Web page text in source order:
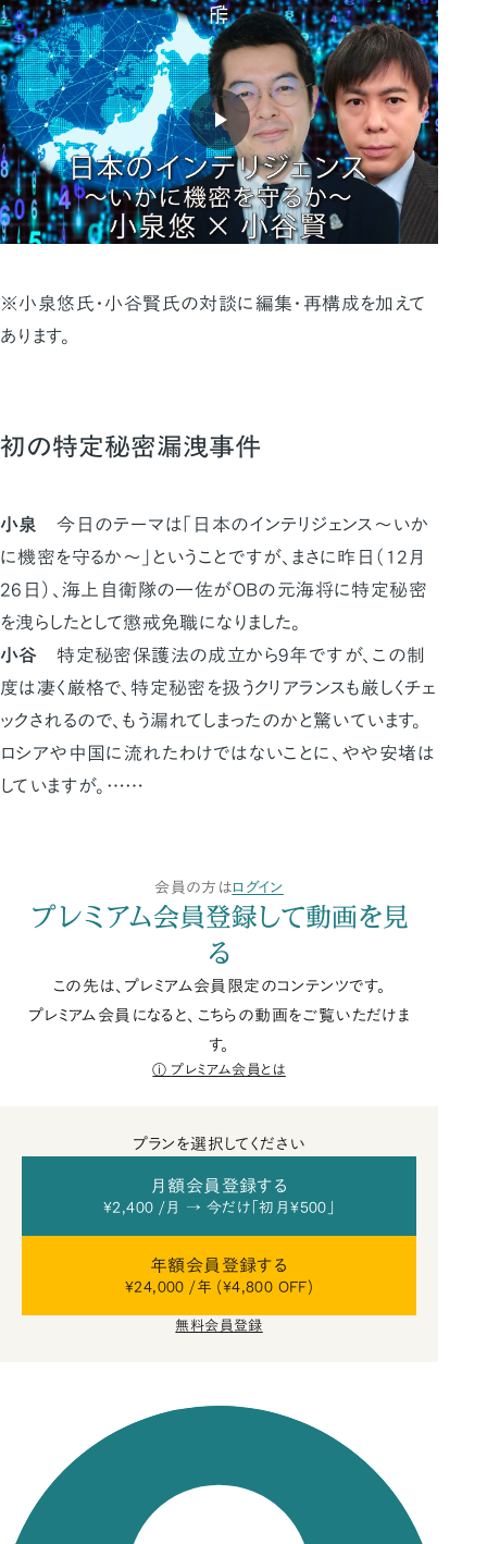
※小泉悠氏・小谷賢氏の対談に編集・再構成を加えて
あります。
初の特定秘密漏洩事件
小泉
今日のテーマは「日本のインテリジェンス～いか
に機密を守るか～」ということですが、まさに昨日（12月
26日）、海上自衛隊の一佐がOBの元海将に特定秘密
を洩らしたとして懲戒免職になりました。
小谷 特定秘密保護法の成立から9年ですが、この制
度は凄く厳格で、特定秘密を扱うクリアランスも厳しくチェ
ックされるので、もう漏れてしまったのかと驚いています。
ロシアや中国に流れたわけではないことに、やや安堵は
していますが。……
会員の方はログイン
プレミアム会員登録して動画を見
る
この先は、プレミアム会員限定のコンテンツです。
プレミアム会員になると、こちらの動画をご覧いただけま
す。
プレミアム会員とは
プランを選択してください
月額会員登録する
¥2,400 /月 → 今だけ「初月¥500」
年額会員登録する
¥24,000 /年 (¥4,800 OFF)
無料会員登録